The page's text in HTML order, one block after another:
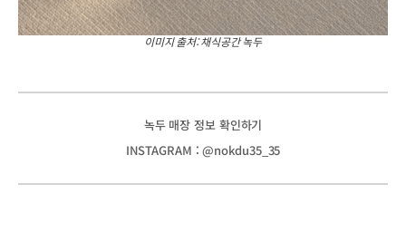
이미지 출처: 채식공간 녹두
녹두 매장 정보 확인하기
INSTAGRAM : @nokdu35_35